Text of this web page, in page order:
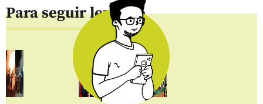
Para seguir leyendo